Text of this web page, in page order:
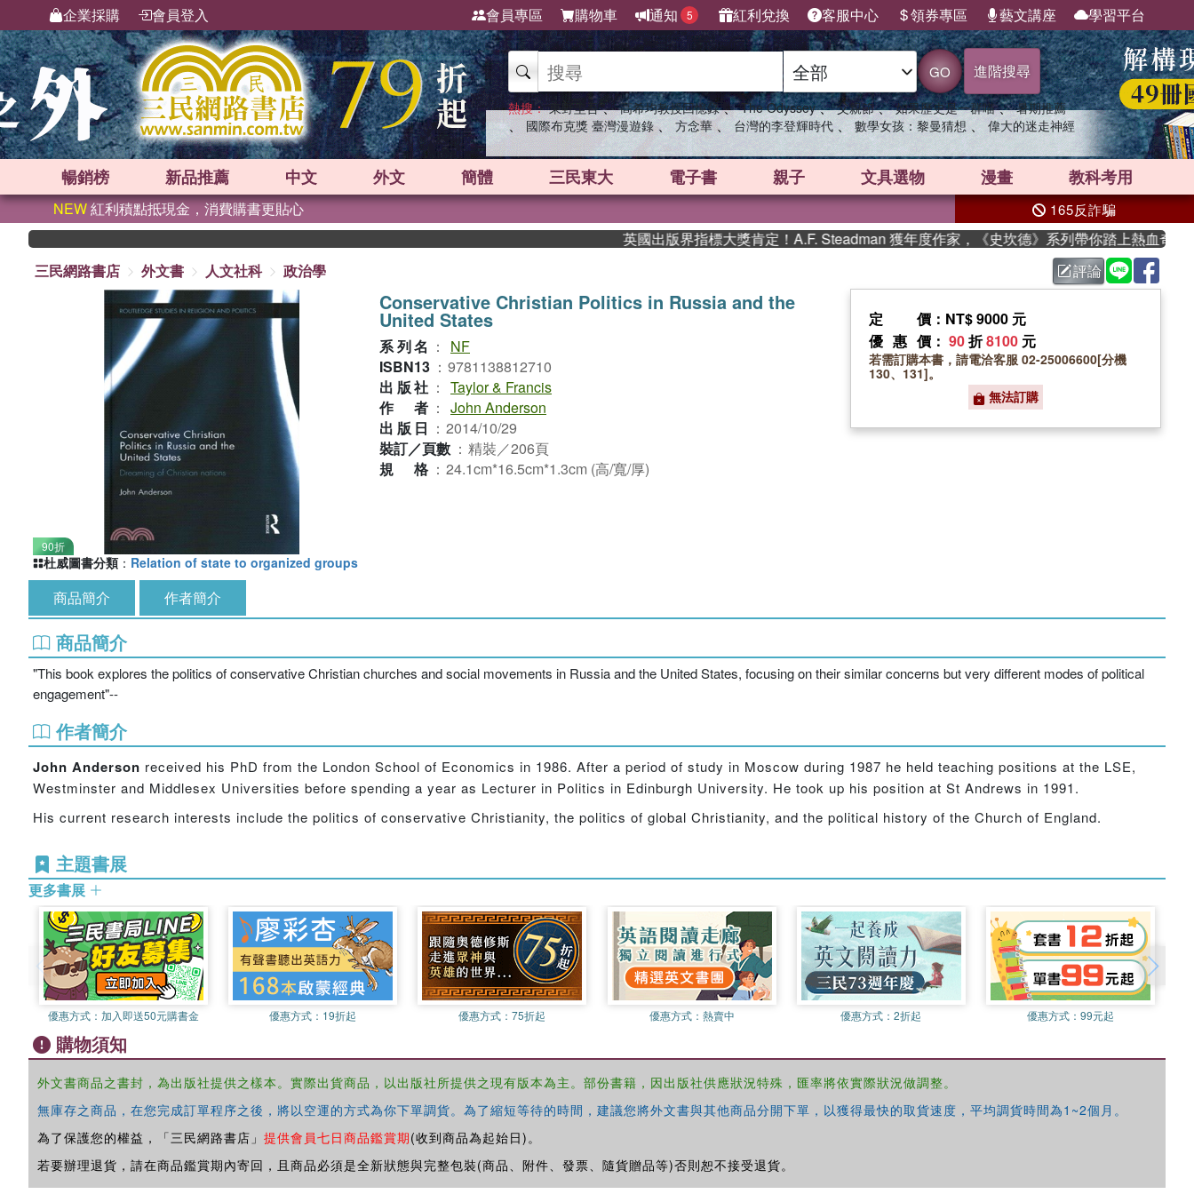
企業採購 會員登入 會員專區 購物車 通知 5 紅利兌換 客服中心 領券專區 藝文講座 學習平台
GO 進階搜尋
熱搜： 東野圭吾 、 高希均教授回憶錄 、 The Odyssey 、 父親節 、 如果歷史是一群喵 、 暑期推薦
、 國際布克獎 臺灣漫遊錄 、 方念華 、 台灣的李登輝時代 、 數學女孩：黎曼猜想 、 偉大的迷走神經
暢銷榜 新品推薦 中文 外文 簡體 三民東大 電子書 親子 文具選物 漫畫 教科考用
NEW紅利積點抵現金，消費購書更貼心 165反詐騙
英國出版界指標大獎肯定！A.F. Steadman 獲年度作家，《史坎德》系列帶你踏上熱血奇幻旅程
三民網路書店
外文書 人文社科 政治學 評論
90折
Conservative Christian Politics in Russia and the
United States
系列名 ：
NF
ISBN13 ： 9781138812710
出版社 ： Taylor & Francis
作者 ： John Anderson
出版日 ： 2014/10/29
裝訂／頁數 ： 精裝／206頁
規格 ： 24.1cm*16.5cm*1.3cm (高/寬/厚)
定價 ：NT$ 9000 元
優惠價 ： 90折8100 元
若需訂購本書，請電洽客服 02-25006600[分機
130、131]。
無法訂購
杜威圖書分類 ： Relation of state to organized groups
商品簡介 作者簡介
商品簡介
"This book explores the politics of conservative Christian churches and social movements in Russia and the United States, focusing on their similar concerns but very different modes of political
engagement"--
作者簡介
John Anderson received his PhD from the London School of Economics in 1986. After a period of study in Moscow during 1987 he held teaching positions at the LSE,
Westminster and Middlesex Universities before spending a year as Lecturer in Politics in Edinburgh University. He took up his position at St Andrews in 1991.
His current research interests include the politics of conservative Christianity, the politics of global Christianity, and the political history of the Church of England.
主題書展
更多書展
優惠方式： 加入即送50元購書金 優惠方式： 19折起 優惠方式：75折起 優惠方式： 熱賣中 優惠方式：2折起 優惠方式：99元起
購物須知
外文書商品之書封，為出版社提供之樣本。實際出貨商品，以出版社所提供之現有版本為主。部份書籍，因出版社供應狀況特殊，匯率將依實際狀況做調整。
無庫存之商品，在您完成訂單程序之後，將以空運的方式為你下單調貨。為了縮短等待的時間，建議您將外文書與其他商品分開下單，以獲得最快的取貨速度，平均調貨時間為1~2個月。
為了保護您的權益，「三民網路書店」 提供會員七日商品鑑賞期(收到商品為起始日)。
若要辦理退貨，請在商品鑑賞期內寄回，且商品必須是全新狀態與完整包裝(商品、附件、發票、隨貨贈品等)否則恕不接受退貨。